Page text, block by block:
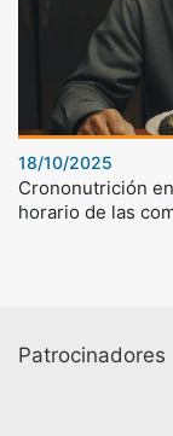
18/10/2025
Crononutrición
horario de las
Patrocinadores